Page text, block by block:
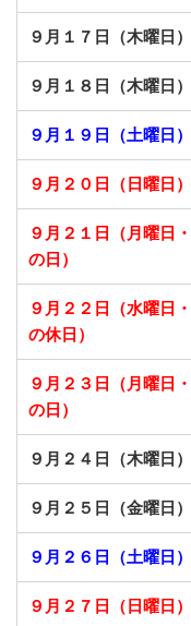
９月１７日（木曜日）
９月１８日（木曜日）
９月１９日（土曜日）
９月２０日（日曜日）
９月２１日
（月曜日
の日）
９月２２日
（水曜日
の休日）
９月２３日
（月曜日
の日）
９月２４日（木曜日）
９月２５日（金曜日）
９月２６日（土曜日）
９月２７日（日曜日）